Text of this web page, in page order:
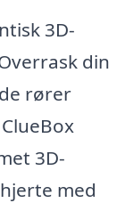
3D-
din
rører
3D-
med